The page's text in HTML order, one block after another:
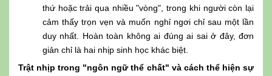
thứ hoặc trải qua nhiều "vòng", trong khi người còn lại
cảm thấy trọn vẹn và muốn nghỉ ngơi chỉ sau một lần
duy nhất. Hoàn toàn không ai đúng ai sai ở đây, đơn
giản chỉ là hai nhịp sinh học khác biệt.
Trật nhịp trong "ngôn ngữ thể chất" và cách thể hiện sự